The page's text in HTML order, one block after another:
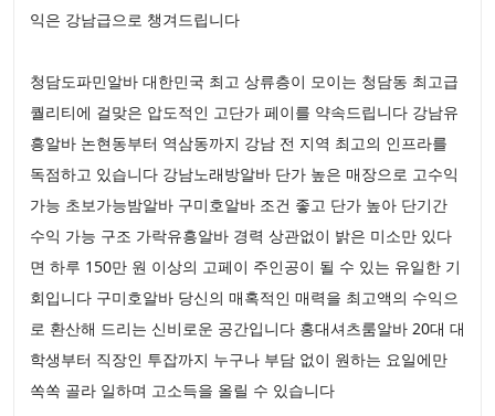
익은 강남급으로 챙겨드립니다
청담도파민알바 대한민국 최고 상류층이 모이는 청담동 최고급
퀄리티에 걸맞은 압도적인 고단가 페이를 약속드립니다 강남유
흥알바 논현동부터 역삼동까지 강남 전 지역 최고의 인프라를
독점하고 있습니다 강남노래방알바 단가 높은 매장으로 고수익
가능 초보가능밤알바 구미호알바 조건 좋고 단가 높아 단기간
수익 가능 구조 가락유흥알바 경력 상관없이 밝은 미소만 있다
면 하루 150만 원 이상의 고페이 주인공이 될 수 있는 유일한 기
회입니다 구미호알바 당신의 매혹적인 매력을 최고액의 수익으
로 환산해 드리는 신비로운 공간입니다 홍대셔츠룸알바 20대 대
학생부터 직장인 투잡까지 누구나 부담 없이 원하는 요일에만
쏙쏙 골라 일하며 고소득을 올릴 수 있습니다